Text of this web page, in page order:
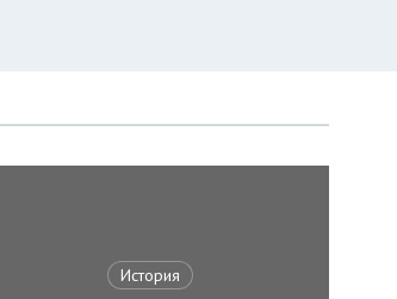
История